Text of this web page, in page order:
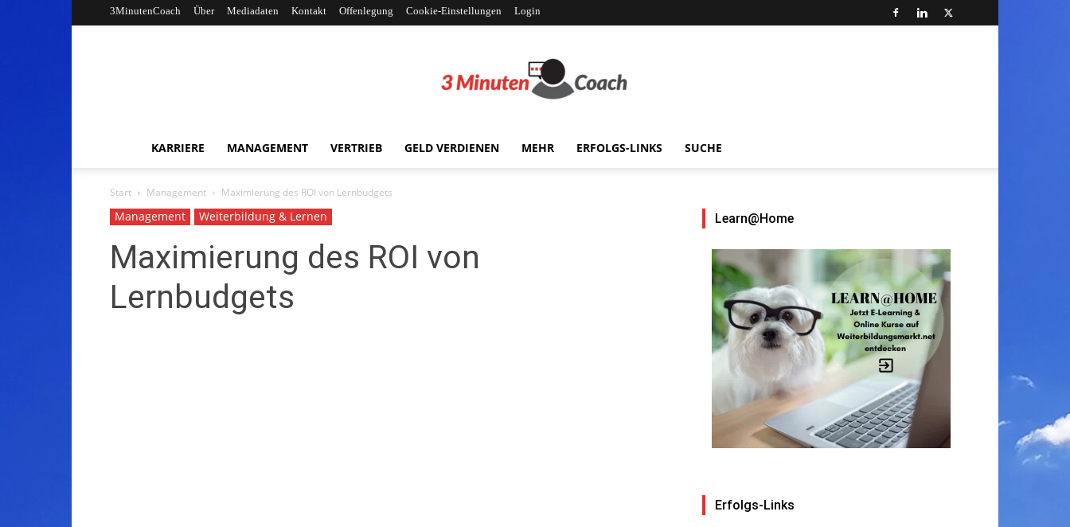
3MinutenCoach Über Mediadaten Kontakt Offenlegung Cookie-Einstellungen Login
KARRIERE MANAGEMENT VERTRIEB GELD VERDIENEN MEHR ERFOLGS-LINKS SUCHE
Start Management Maximierung des ROI von Lernbudgets
Management Weiterbildung & Lernen
Maximierung des ROI von
Lernbudgets
Learn@Home
Erfolgs-Links